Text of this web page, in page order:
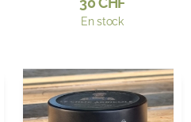
En stock